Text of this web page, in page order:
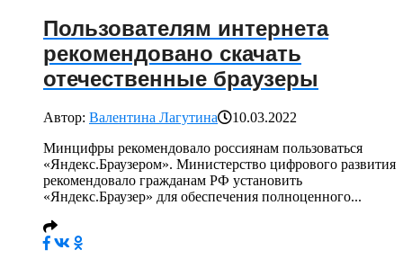
Пользователям интернета
рекомендовано скачать
отечественные браузеры
Автор: Валентина Лагутина
10.03.2022
Минцифры рекомендовало россиянам пользоваться
«Яндекс.Браузером». Министерство цифрового развития
рекомендовало гражданам РФ установить
«Яндекс.Браузер» для обеспечения полноценного...